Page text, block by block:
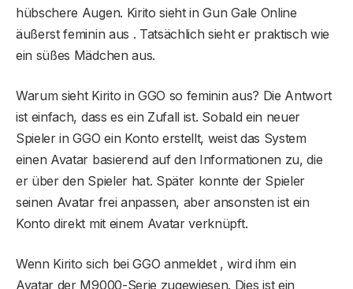
hübschere Augen. Kirito sieht in Gun Gale Online
äußerst feminin aus . Tatsächlich sieht er praktisch wie
ein süßes Mädchen aus.
Warum sieht Kirito in GGO so feminin aus? Die Antwort
ist einfach, dass es ein Zufall ist. Sobald ein neuer
Spieler in GGO ein Konto erstellt, weist das System
einen Avatar basierend auf den Informationen zu, die
er über den Spieler hat. Später konnte der Spieler
seinen Avatar frei anpassen, aber ansonsten ist ein
Konto direkt mit einem Avatar verknüpft.
Wenn Kirito sich bei GGO anmeldet , wird ihm ein
Avatar der M9000-Serie zugewiesen. Dies ist ein